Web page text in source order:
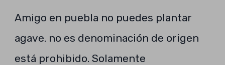
Amigo en puebla no puedes plantar
agave. no es denominación de origen
está prohibido. Solamente